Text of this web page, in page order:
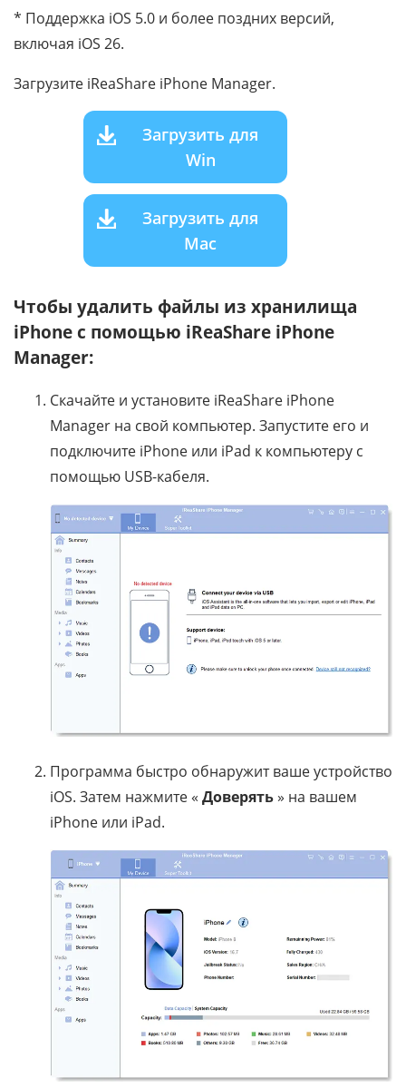
* Поддержка iOS 5.0 и более поздних версий,
включая iOS 26.
Загрузите iReaShare iPhone Manager.
Загрузить для
Win
Загрузить для
Mac
Чтобы удалить файлы из хранилища
iPhone с помощью iReaShare iPhone
Manager:
Скачайте и установите iReaShare iPhone
Manager на свой компьютер. Запустите его и
подключите iPhone или iPad к компьютеру с
помощью USB-кабеля.
Программа быстро обнаружит ваше устройство
iOS. Затем нажмите « Доверять» на вашем
iPhone или iPad.